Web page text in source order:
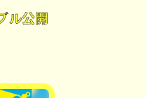
ル公開